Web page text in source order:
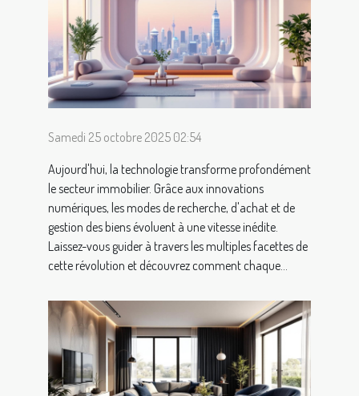
Samedi 25 octobre 2025 02:54
Aujourd'hui, la technologie transforme profondément
le secteur immobilier. Grâce aux innovations
numériques, les modes de recherche, d'achat et de
gestion des biens évoluent à une vitesse inédite.
Laissez-vous guider à travers les multiples facettes de
cette révolution et découvrez comment chaque...